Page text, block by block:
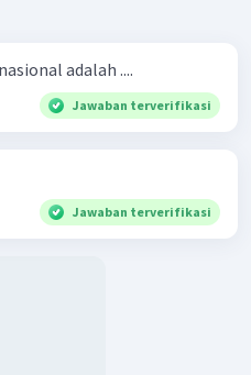
adalah ....
Jawaban terverifikasi
Jawaban terverifikasi